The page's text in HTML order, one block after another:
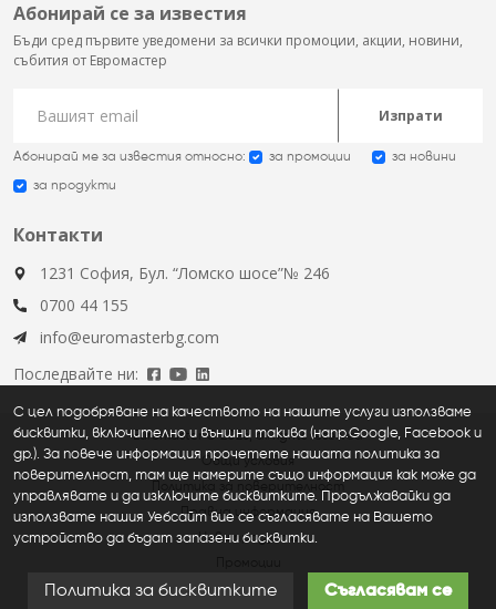
Абонирай се за известия
Бъди сред първите уведомени за всички промоции, акции, новини,
събития от Евромастер
Изпрати
Абонирай ме за известия относно: за промоции за новини
за продукти
Контакти
1231 София, Бул. “Ломско шосе”№ 246
0700 44 155
info@euromasterbg.com
Последвайте ни:
Euromaster © 2026, all rights reserved
Общи условия
Политика за поверителност
Правна информация
Нови продукти
С цел подобряване на качеството на нашите услуги използваме
бисквитки, включително и външни такива (напр.Google, Facebook и
др.). За повече информация прочетете нашата политика за
поверителност, там ще намерите също информация как може да
управлявате и да изключите бисквитките. Продължавайки да
използвате нашия Уебсайт вие се съгласявате на Вашето
устройство да бъдат запазени бисквитки.
Политика за бисквитките Съгласявам се